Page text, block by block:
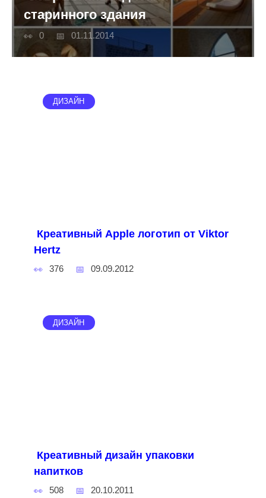
старинного здания
0 01.11.2014
ДИЗАЙН
Креативный Apple логотип от Viktor
Hertz
376 09.09.2012
ДИЗАЙН
Креативный дизайн упаковки
напитков
508 20.10.2011